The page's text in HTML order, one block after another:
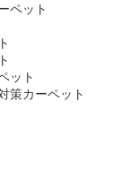
ペット
ット
策カーペット